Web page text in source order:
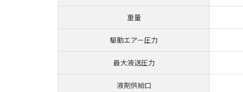
重量
駆動エアー圧力
最大液送圧力
液剤供給口